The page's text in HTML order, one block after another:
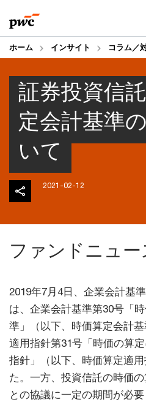
to
content
to
footer
ホーム インサイト コラム／
証券投資信
定会計基準
いて
2021-02-12
ファンドニュー
2019年7月4日、企業会計基
は、企業会計基準第30号「
準」（以下、時価算定会計
適用指針第31号「時価の算
指針」（以下、時価算定適
た。一方、投資信託の時価
との協議に一定の期間が必